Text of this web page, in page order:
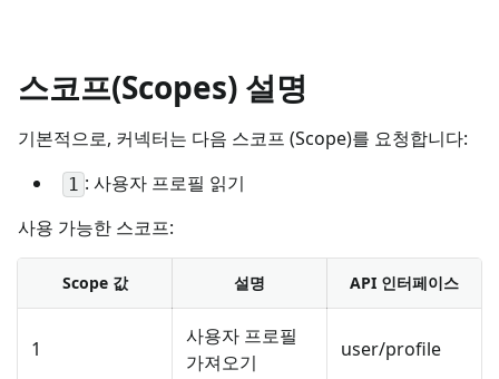
스코프(Scopes) 설명
기본적으로, 커넥터는 다음 스코프 (Scope)를 요청합니다:
1 : 사용자 프로필 읽기
사용 가능한 스코프:
Scope 값 설명 API 인터페이스
1
사용자 프로필
가져오기
user/profile